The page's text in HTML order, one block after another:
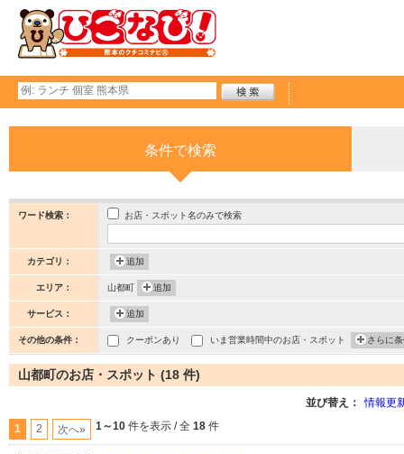
条件で検索
ワード検索： お店・スポット名のみで検索
カテゴリ： 追加
エリア： 山都町 追加
サービス： 追加
その他の条件： クーポンあり いま営業時間中のお店・スポット さらに
山都町のお店・スポット (18 件)
並び替え： 情報更
1 2 次へ» 1～10 件を表示 / 全 18 件